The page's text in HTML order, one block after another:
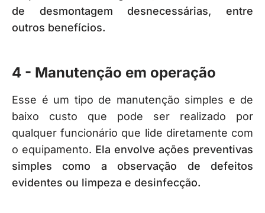
de desmontagem desnecessárias, entre
outros benefícios.
4 - Manutenção em operação
Esse é um tipo de manutenção simples e de
baixo custo que pode ser realizado por
qualquer funcionário que lide diretamente com
o equipamento. Ela envolve ações preventivas
simples como a observação de defeitos
evidentes ou limpeza e desinfecção.